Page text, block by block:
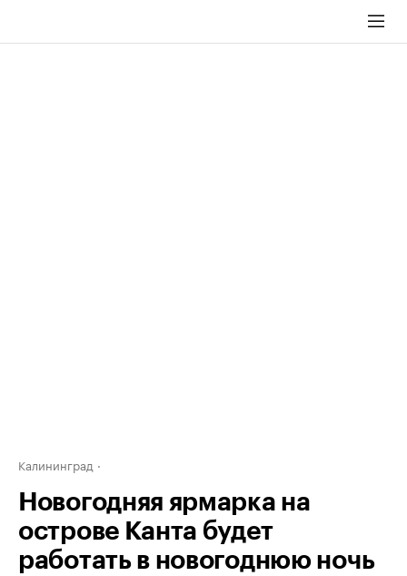
Калининград
Новогодняя ярмарка на
острове Канта будет
работать в новогоднюю ночь